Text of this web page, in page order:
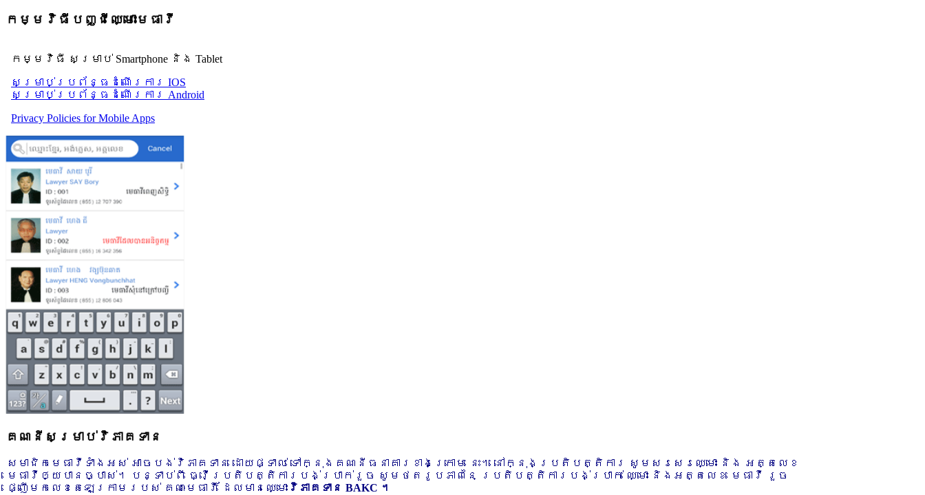
កម្មវិធីបញ្ជីឈ្មោះមេធាវី
កម្មវិធី សម្រាប់ Smartphone និង Tablet
សម្រាប់​ប្រព័ន្ធដំណើរការ IOS
សម្រាប់​ប្រព័ន្ធដំណើរការ Android
Privacy Policies for Mobile Apps
គណនីសម្រាប់វិភាគទាន
សមាជិកមេធាវីទាំងអស់ អាចបង់វិភាគទាន ដោយផ្ទាល់ ទៅក្នុងគណនីធនាគារខាងក្រោម នេះ។ នៅក្នុងប្រតិបត្តិការ សូមសរសេរឈ្មោះ និង អត្តលេខ
មេធាវីឲ្យបានច្បាស់។ បន្ទាប់ពី ធ្វើប្រតិបត្តិការបង់ប្រាក់រួច សូមថតរូបភាពនៃ ប្រតិបត្តិការបង់ប្រាក់ ឈ្មោះ និងអត្តលេខ មេធាវី រួច
ផ្ញើមកលេខតេឡេក្រាមរបស់ គណៈមេធាវី ដែលមានឈ្មោះ វិភាគទាន BAKC ។